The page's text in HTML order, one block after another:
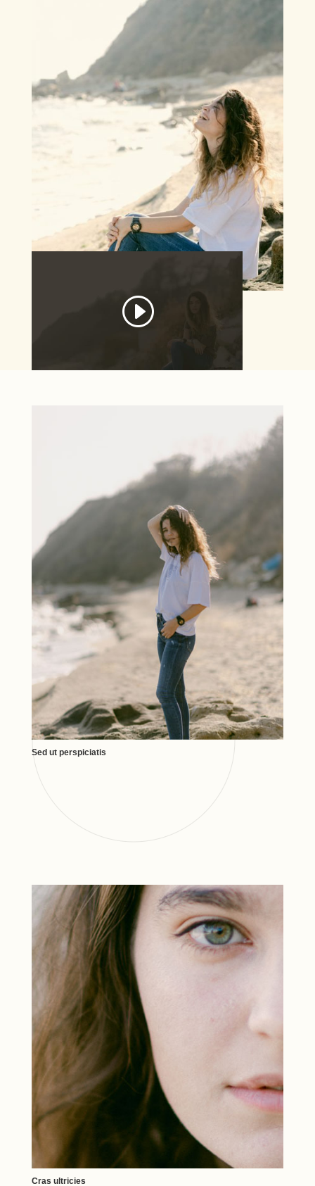
Sed ut perspiciatis
Cras ultricies